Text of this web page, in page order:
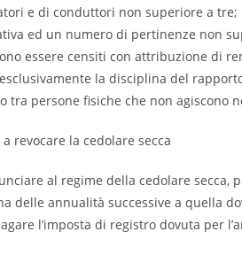
e di conduttori non superiore a tre;
ed un numero di pertinenze non
essere censiti con attribuzione di
la disciplina del
tra persone fisiche che non agiscono
revocare la cedolare secca
al regime della cedolare secca,
delle annualità successive a quella
l’imposta di registro dovuta per